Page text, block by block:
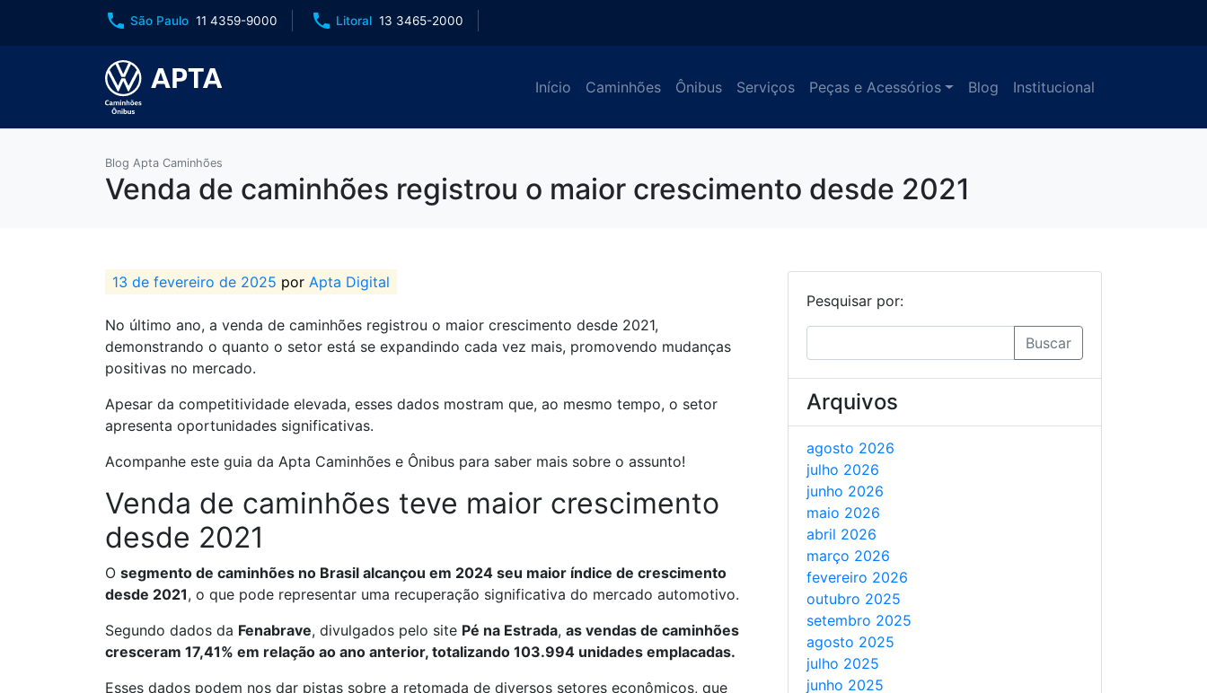
phone São Paulo 11 4359-9000 phone Litoral 13 3465-2000
Início Caminhões Ônibus Serviços Peças e Acessórios Blog Institucional
Blog Apta Caminhões
Venda de caminhões registrou o maior crescimento desde 2021
13 de fevereiro de 2025 por Apta Digital
No último ano, a venda de caminhões registrou o maior crescimento desde 2021,
demonstrando o quanto o setor está se expandindo cada vez mais, promovendo mudanças
positivas no mercado.
Apesar da competitividade elevada, esses dados mostram que, ao mesmo tempo, o setor
apresenta oportunidades significativas.
Acompanhe este guia da Apta Caminhões e Ônibus para saber mais sobre o assunto!
Venda de caminhões teve maior crescimento
desde 2021
O segmento de caminhões no Brasil alcançou em 2024 seu maior índice de crescimento
desde 2021, o que pode representar uma recuperação significativa do mercado automotivo.
Segundo dados da Fenabrave, divulgados pelo site Pé na Estrada, as vendas de caminhões
cresceram 17,41% em relação ao ano anterior, totalizando 103.994 unidades emplacadas.
Esses dados podem nos dar pistas sobre a retomada de diversos setores econômicos, que
Pesquisar por:
Buscar
Arquivos
agosto 2026
julho 2026
junho 2026
maio 2026
abril 2026
março 2026
fevereiro 2026
outubro 2025
setembro 2025
agosto 2025
julho 2025
junho 2025